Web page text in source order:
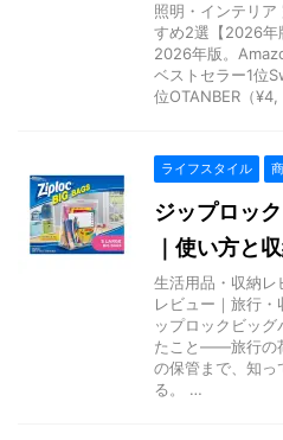
照明・インテリ
すめ2選【2026年
2026年版。
ベストセラー1位
位OTANBER（
ライフスタイル
ジップロッ
｜使い方と
生活用品・収納レ
レビュー｜旅行
ップロックビッグ
たこと——旅行の
の保管まで、知っ
る。 …